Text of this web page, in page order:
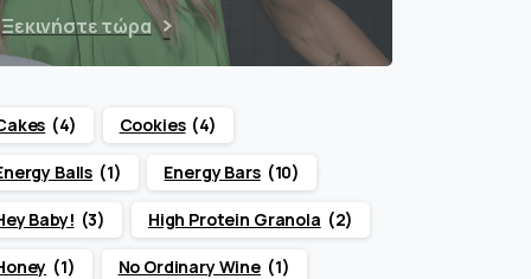
Ξεκινήστε τώρα
(4) Cookies (4)
Balls (1) Energy Bars (10)
Baby! (3) High Protein Granola (2)
(1) No Ordinary Wine (1)